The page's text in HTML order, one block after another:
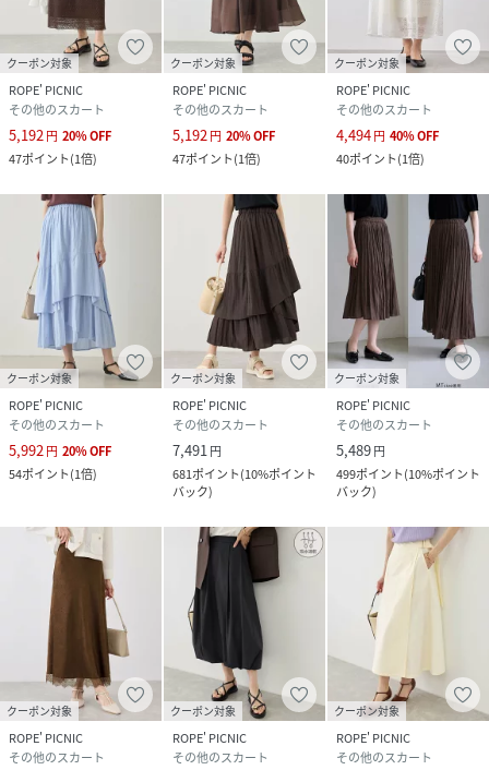
性別タイプ レディース
原産国 ブラック（01）：中国｜ホワイト（10）：中国
素材
ブラック（01）：（表地） 綿 100% （裏地） ポ
リエステル 100%｜ホワイト（10）：（表地）
サイズ
クリーニング
ブラック（01）：洗濯機（極弱）・漂白、タン
ブル乾燥禁止
ホワイト（10）：洗濯機（極弱）・漂白、タン
ブル乾燥禁止
品番
RV7864_GDC16110
GDC16110-01-099 RV7864
クーポン対象
ROPE' PICNIC
その他のスカート
5,192円 20%OFF
47ポイント(1倍)
クーポン対象
ROPE' PICNIC
その他のスカート
5,192円 20%OFF
47ポイント(1倍)
クーポン対象
ROPE' PICNIC
その他のスカート
4,494円 40%OFF
40ポイント(1倍)
クーポン対象
ROPE' PICNIC
その他のスカート
5,992円 20%OFF
54ポイント(1倍)
クーポン対象
ROPE' PICNIC
その他のスカート
7,491円
681ポイント(10%ポイント
バック)
クーポン対象
ROPE' PICNIC
その他のスカート
5,489円
499ポイント(10%ポイント
バック)
クーポン対象
ROPE' PICNIC
その他のスカート
クーポン対象
ROPE' PICNIC
その他のスカート
クーポン対象
ROPE' PICNIC
その他のスカート